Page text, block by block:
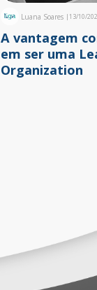
Luana Soares |13/10/
A vantagem
em ser uma
Organization